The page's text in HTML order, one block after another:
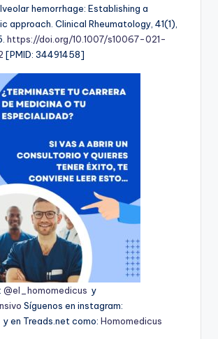
hemorrhage: Establishing a
approach. Clinical Rheumatology, 41(1),
https://doi.org/10.1007/s10067-021-
[PMID: 34491458]
@el_homomedicus y
Síguenos en instagram:
y en Treads.net como: Homomedicus